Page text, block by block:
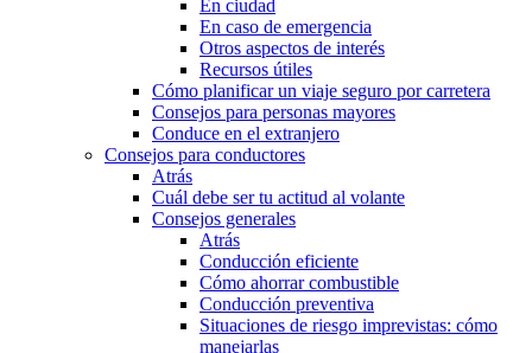
En ciudad
En caso de emergencia
Otros aspectos de interés
Recursos útiles
Cómo planificar un viaje seguro por carretera
Consejos para personas mayores
Conduce en el extranjero
Consejos para conductores
Atrás
Cuál debe ser tu actitud al volante
Consejos generales
Atrás
Conducción eficiente
Cómo ahorrar combustible
Conducción preventiva
Situaciones de riesgo imprevistas: cómo
manejarlas